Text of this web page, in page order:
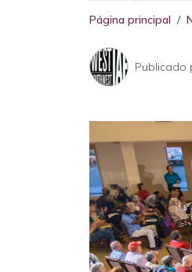
Página principal
Publicado